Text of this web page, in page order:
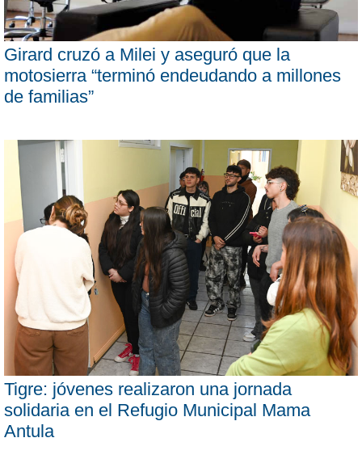
Girard cruzó a Milei y aseguró que la
motosierra “terminó endeudando a millones
de familias”
Tigre: jóvenes realizaron una jornada
solidaria en el Refugio Municipal Mama
Antula